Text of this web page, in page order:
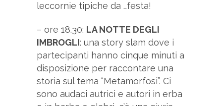
leccornie tipiche da …festa!
– ore 18.30: LA NOTTE DEGLI
IMBROGLI: una story slam dove i
partecipanti hanno cinque minuti a
disposizione per raccontare una
storia sul tema “Metamorfosi”. Ci
sono audaci autrici e autori in erba